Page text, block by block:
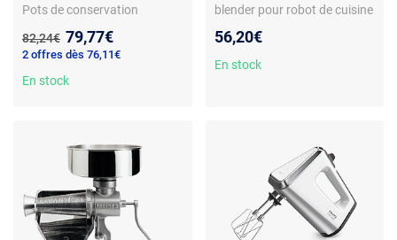
Pots de conservation
couvercles colorés - plastique
sans BPA
Ancien prix :
82,24€ Nouveau prix :
79,77€
2 offres dès 76,11€
En stock
blender pour robot de cuisine
Compatible modèle HR7770
– Plastique transparent –
56,20€
En stock